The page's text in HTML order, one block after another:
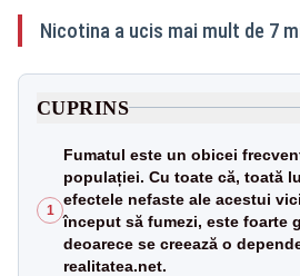
Nicotina a ucis mai mult de 7
CUPRINS
1
Fumatul este un obicei
populației. Cu toate că, toată
efectele nefaste ale acestui
început să fumezi, este foarte
deoarece se creează o
realitatea.net.